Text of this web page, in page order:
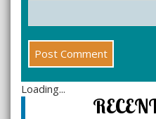
Loading...